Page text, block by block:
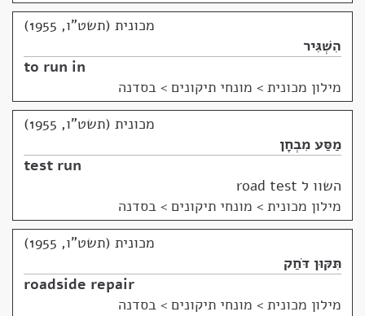
מכונית (תשט"ו, 1955)
הִשְׁגִּיר
to run in
מילון מכונית > מונחי תיקונים > בסדנה
מכונית (תשט"ו, 1955)
מַסַּע מִבְחָן
test run
השוו ל road test
מילון מכונית > מונחי תיקונים > בסדנה
מכונית (תשט"ו, 1955)
תִּקּוּן דֹּחַק
roadside repair
מילון מכונית > מונחי תיקונים > בסדנה